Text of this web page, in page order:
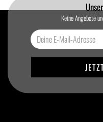
Keine Angebote